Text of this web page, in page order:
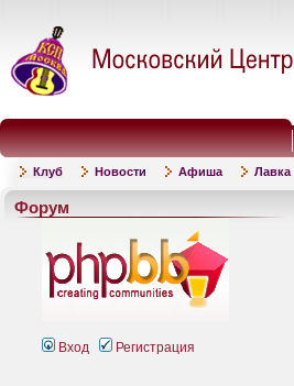
Клуб Новости Афиша Лавка
Форум
Вход Регистрация